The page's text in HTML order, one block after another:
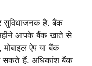
सुविधाजनक है. बैंक
महीने आपके बैंक खाते से
ऐप या बैंक
सकते हैं. अधिकांश बैंक